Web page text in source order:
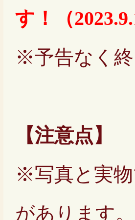
す！（
※予告なく
【注意点】
※写真と実
があります。